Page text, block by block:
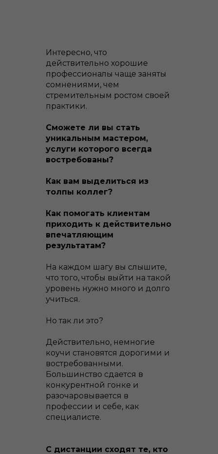
Интересно, что
действительно хорошие
профессионалы чаще заняты
сомнениями, чем
стремительным ростом своей
практики.
Сможете ли вы стать
уникальным мастером,
услуги которого всегда
востребованы?
Как вам выделиться из
толпы коллег?
Как помогать клиентам
приходить к действительно
впечатляющим
результатам?
На каждом шагу вы слышите,
что того, чтобы выйти на такой
уровень нужно много и долго
учиться.
Но так ли это?
Действительно, немногие
коучи становятся дорогими и
востребованными.
Большинство сдается в
конкурентной гонке и
разочаровывается в
профессии и себе, как
специалисте.
С дистанции сходят те, кто